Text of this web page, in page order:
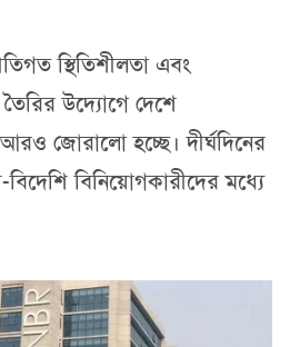
স্থিতিশীলতা এবং
উদ্যোগে দেশে
জোরালো হচ্ছে। দীর্ঘদিনের
বিনিয়োগকারীদের মধ্যে